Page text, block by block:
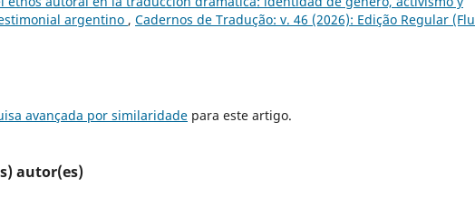
argentino , Cadernos de Tradução: v. 46 (2026): Edição Regular
avançada por similaridade para este artigo.
autor(es)